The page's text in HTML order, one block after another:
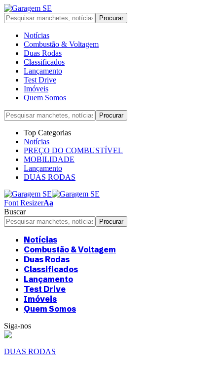
Notícias
Combustão & Voltagem
Duas Rodas
Classificados
Lançamento
Test Drive
Imóveis
Quem Somos
Top Categorias
Notícias
PREÇO DO COMBUSTÍVEL
MOBILIDADE
Lançamento
DUAS RODAS
Font ResizerAa
Buscar
Notícias
Combustão & Voltagem
Duas Rodas
Classificados
Lançamento
Test Drive
Imóveis
Quem Somos
Siga-nos
DUAS RODAS